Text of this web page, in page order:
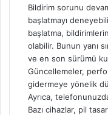
Bildirim sorunu
başlatmayı
başlatma, bildirimlerin
olabilir. Bunun yanı
ve en son sürümü
Güncellemeler,
gidermeye yönelik
Ayrıca,
Bazı cihazlar, pil